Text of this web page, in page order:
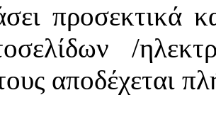
προσεκτικά
/
αποδέχεται